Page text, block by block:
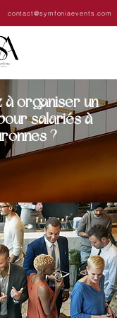
contact@symfoniaevents.com
organiser un
salariés à
?